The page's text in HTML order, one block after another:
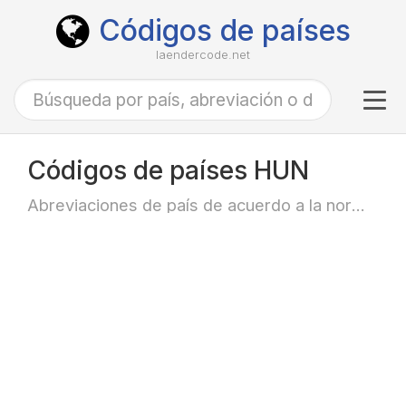
Códigos de países
laendercode.net
Códigos de países HUN
Abreviaciones de país de acuerdo a la norma ISO-3166 alfa-3